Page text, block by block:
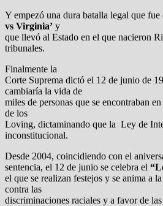
Y empezó una dura batalla legal que
vs Virginia’ y
que llevó al Estado en el que nacieron
tribunales.
Finalmente la
Corte Suprema dictó el 12 de junio de
cambiaría la vida de
miles de personas que se encontraban
de los
Loving, dictaminando que la Ley de
inconstitucional.
Desde 2004, coincidiendo con el
sentencia, el 12 de junio se celebra el
el que se realizan festejos y se anima a
contra las
discriminaciones raciales y a favor de